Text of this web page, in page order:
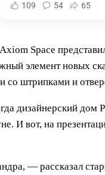
109 54 65
Space
элемент новых
штрипками и
дизайнерский
И вот, на
— рассказал